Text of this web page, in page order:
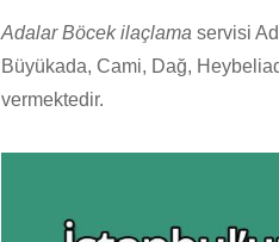
Adalar Böcek ilaçlama servisi
Büyükada, Cami, Dağ,
vermektedir.